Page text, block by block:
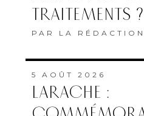
TRAITEMENTS ?
PAR LA RÉDACTION
5 AOÛT 2026
LARACHE :